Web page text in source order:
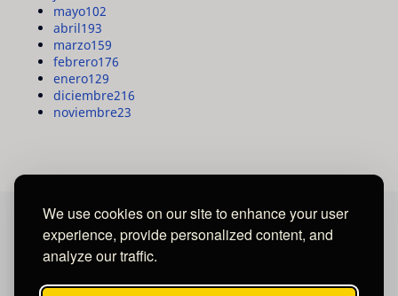
We use cookies on our site to enhance your user
experience, provide personalized content, and
analyze our traffic.
mayo102
abril193
marzo159
febrero176
enero129
diciembre216
noviembre23
MAYA MEDIA GROUP
Ubicados en Tegucigalpa - Honduras.